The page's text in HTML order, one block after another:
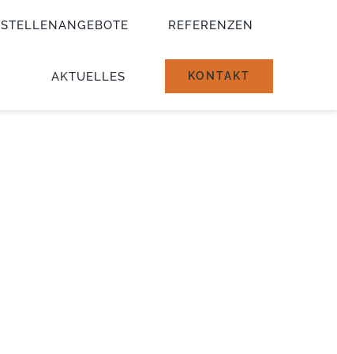
STELLENANGEBOTE REFERENZEN
AKTUELLES KONTAKT